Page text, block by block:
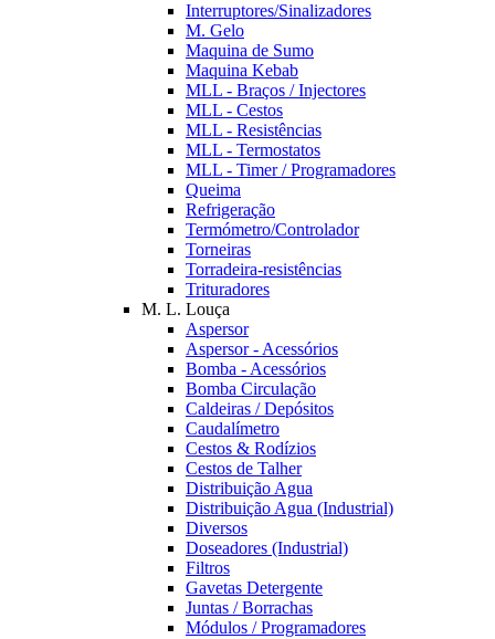
Interruptores/Sinalizadores
M. Gelo
Maquina de Sumo
Maquina Kebab
MLL - Braços / Injectores
MLL - Cestos
MLL - Resistências
MLL - Termostatos
MLL - Timer / Programadores
Queima
Refrigeração
Termómetro/Controlador
Torneiras
Torradeira-resistências
Trituradores
M. L. Louça
Aspersor
Aspersor - Acessórios
Bomba - Acessórios
Bomba Circulação
Caldeiras / Depósitos
Caudalímetro
Cestos & Rodízios
Cestos de Talher
Distribuição Agua
Distribuição Agua (Industrial)
Diversos
Doseadores (Industrial)
Filtros
Gavetas Detergente
Juntas / Borrachas
Módulos / Programadores